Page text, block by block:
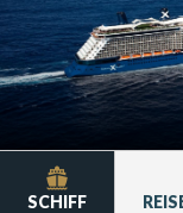
SCHIFF